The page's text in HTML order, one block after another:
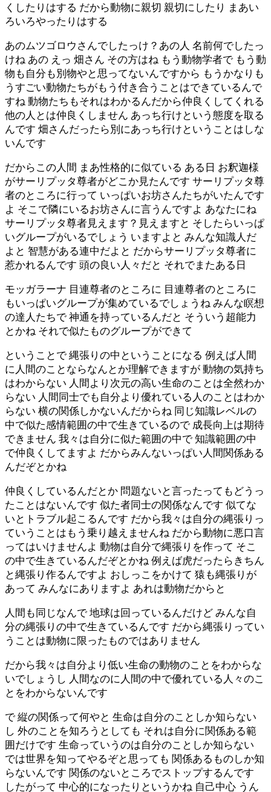
くしたりはする だから動物に親切 親切にしたり まあい
ろいろやったりはする
あのムツゴロウさんでしたっけ？あの人 名前何でしたっ
けね あの えっ 畑さん その方はね もう動物学者で もう動
物も自分も別物やと思ってないんですから もうかなりも
うすごい動物たちがもう付き合うことはできているんで
すね 動物たちもそれはわかるんだから仲良くしてくれる
他の人とは仲良くしません あっち行けという態度を取る
んです 畑さんだったら別にあっち行けということはしな
いんです
だからこの人間 まあ性格的に似ている ある日 お釈迦様
がサーリプッタ尊者がどこか見たんです サーリプッタ尊
者のところに行って いっぱいお坊さんたちがいたんです
よ そこで隣にいるお坊さんに言うんですよ あなたにね
サーリプッタ尊者見えます？見えますと そしたらいっぱ
いグループがいるでしょう いますよと みんな知識人だ
よと 智慧がある連中だよと だからサーリプッタ尊者に
惹かれるんです 頭の良い人々だと それでまたある日
モッガラーナ 目連尊者のところに 目連尊者のところに
もいっぱいグループが集めているでしょうね みんな瞑想
の達人たちで 神通を持っているんだと そういう超能力
とかね それで似たものグループができて
ということで 縄張りの中ということになる 例えば人間
に人間のことならなんとか理解できますが 動物の気持ち
はわからない 人間より次元の高い生命のことは全然わか
らない 人間同士でも自分より優れている人のことはわか
らない 横の関係しかないんだからね 同じ知識レベルの
中で似た感情範囲の中で生きているので 成長向上は期待
できません 我々は自分に似た範囲の中で 知識範囲の中
で仲良くしてますよ だからみんないっぱい人間関係ある
んだぞとかね
仲良くしているんだとか 問題ないと言ったってもどうっ
たことはないんです 似た者同士の関係なんです 似てな
いとトラブル起こるんです だから我々は自分の縄張りっ
ていうことはもう乗り越えませんね だから動物に悪口言
ってはいけませんよ 動物は自分で縄張りを作って そこ
の中で生きているんだぞとかね 例えば虎だったらきちん
と縄張り作るんですよ おしっこをかけて 猿も縄張りが
あって みんなにありますよ あれは動物だからと
人間も同じなんで 地球は回っているんだけど みんな自
分の縄張りの中で生きているんです だから縄張りってい
うことは動物に限ったものではありません
だから我々は自分より低い生命の動物のことをわからな
いでしょうし 人間なのに人間の中で優れている人々のこ
とをわからないんです
で 縦の関係って何やと 生命は自分のことしか知らない
し 外のことを知ろうとしても それは自分に関係ある範
囲だけです 生命っていうのは自分のことしか知らない
では世界を知ってやるぞと思っても 関係あるものしか知
らないんです 関係のないところでストップするんです
したがって 中心的になったりというかね 自己中心 うん